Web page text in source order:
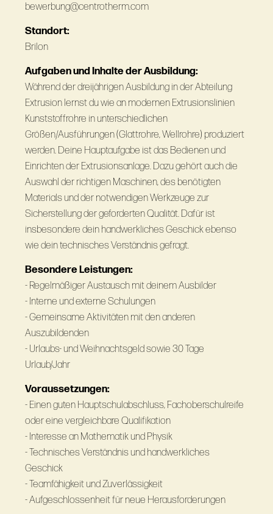
bewerbung@centrotherm.com
Standort:
Brilon
Aufgaben und Inhalte der Ausbildung:
Während der dreijährigen Ausbildung in der Abteilung
Extrusion lernst du wie an modernen Extrusionslinien
Kunststoffrohre in unterschiedlichen
Größen/Ausführungen (Glattrohre, Wellrohre) produziert
werden. Deine Hauptaufgabe ist das Bedienen und
Einrichten der Extrusionsanlage. Dazu gehört auch die
Auswahl der richtigen Maschinen, des benötigten
Materials und der notwendigen Werkzeuge zur
Sicherstellung der geforderten Qualität. Dafür ist
insbesondere dein handwerkliches Geschick ebenso
wie dein technisches Verständnis gefragt.
Besondere Leistungen:
- Regelmäßiger Austausch mit deinem Ausbilder
- Interne und externe Schulungen
- Gemeinsame Aktivitäten mit den anderen
Auszubildenden
- Urlaubs- und Weihnachtsgeld sowie 30 Tage
Urlaub/Jahr
Voraussetzungen:
- Einen guten Hauptschulabschluss, Fachoberschulreife
oder eine vergleichbare Qualifikation
- Interesse an Mathematik und Physik
- Technisches Verständnis und handwerkliches
Geschick
- Teamfähigkeit und Zuverlässigkeit
- Aufgeschlossenheit für neue Herausforderungen